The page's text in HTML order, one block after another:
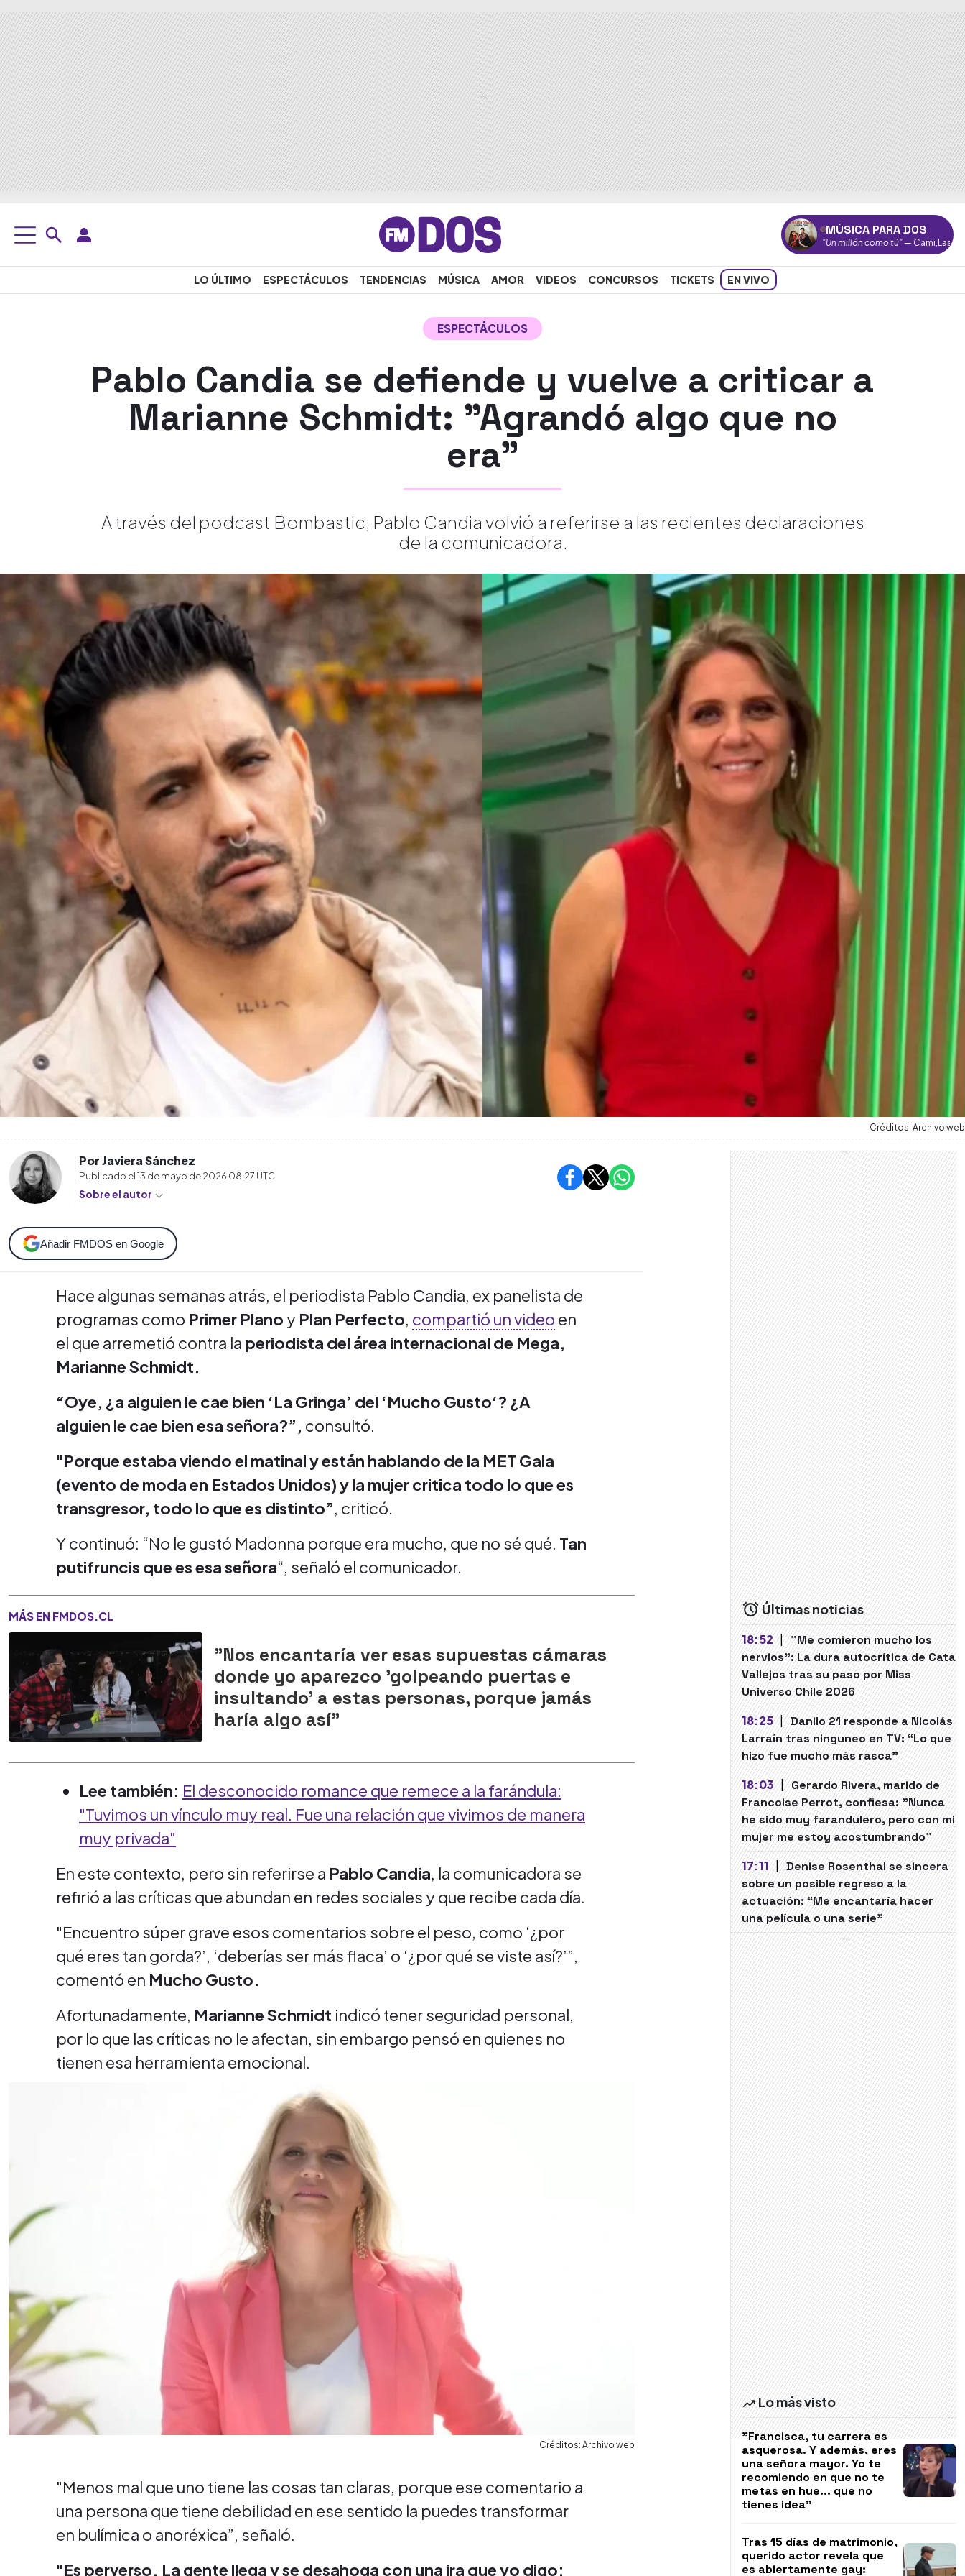
MÚSICA PARA DOS
"Un millón como tú"— Cami,Lasso
LO ÚLTIMO ESPECTÁCULOS TENDENCIAS MÚSICA AMOR VIDEOS CONCURSOS TICKETS EN VIVO
ESPECTÁCULOS
Pablo Candia se defiende y vuelve a criticar a
Marianne Schmidt: "Agrandó algo que no
era"
A través del podcast Bombastic, Pablo Candia volvió a referirse a las recientes declaraciones
de la comunicadora.
Créditos: Archivo web
Por Javiera Sánchez
Publicado el13 de mayo de 2026 08:27 UTC
Sobre el autor
Añadir FMDOS en Google
Hace algunas semanas atrás, el periodista Pablo Candia, ex panelista de
programas como Primer Plano y Plan Perfecto, compartió un video en
el que arremetió contra la periodista del área internacional de Mega,
Marianne Schmidt.
“Oye, ¿a alguien le cae bien ‘La Gringa’ del ‘Mucho Gusto‘? ¿A
alguien le cae bien esa señora?”, consultó.
"Porque estaba viendo el matinal y están hablando de la MET Gala
(evento de moda en Estados Unidos) y la mujer critica todo lo que es
transgresor, todo lo que es distinto”, criticó.
Y continuó: “No le gustó Madonna porque era mucho, que no sé qué. Tan
putifruncis que es esa señora“, señaló el comunicador.
MÁS EN FMDOS.CL
"Nos encantaría ver esas supuestas cámaras
donde yo aparezco 'golpeando puertas e
insultando' a estas personas, porque jamás
haría algo así"
Lee también: El desconocido romance que remece a la farándula:
"Tuvimos un vínculo muy real. Fue una relación que vivimos de manera
muy privada"
En este contexto, pero sin referirse a Pablo Candia, la comunicadora se
refirió a las críticas que abundan en redes sociales y que recibe cada día.
"Encuentro súper grave esos comentarios sobre el peso, como ‘¿por
qué eres tan gorda?’, ‘deberías ser más flaca’ o ‘¿por qué se viste así?’”,
comentó en Mucho Gusto.
Afortunadamente, Marianne Schmidt indicó tener seguridad personal,
por lo que las críticas no le afectan, sin embargo pensó en quienes no
tienen esa herramienta emocional.
Créditos: Archivo web
"Menos mal que uno tiene las cosas tan claras, porque ese comentario a
una persona que tiene debilidad en ese sentido la puedes transformar
en bulímica o anoréxica”, señaló.
"Es perverso. La gente llega y se desahoga con una ira que yo digo:
Últimas noticias
18:52 | "Me comieron mucho los
nervios": La dura autocrítica de Cata
Vallejos tras su paso por Miss
Universo Chile 2026
18:25 | Danilo 21 responde a Nicolás
Larraín tras ninguneo en TV: “Lo que
hizo fue mucho más rasca”
18:03 | Gerardo Rivera, marido de
Francoise Perrot, confiesa: "Nunca
he sido muy farandulero, pero con mi
mujer me estoy acostumbrando"
17:11 | Denise Rosenthal se sincera
sobre un posible regreso a la
actuación: “Me encantaría hacer
una película o una serie"
Lo más visto
"Francisca, tu carrera es
asquerosa. Y además, eres
una señora mayor. Yo te
recomiendo en que no te
metas en hue... que no
tienes idea"
Tras 15 días de matrimonio,
querido actor revela que
es abiertamente gay: